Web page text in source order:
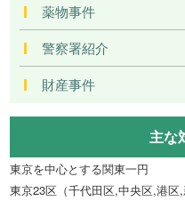
薬物事件
警察署紹介
財産事件
主な
東京を中心とする関東一円
東京23区（千代田区,中央区,港